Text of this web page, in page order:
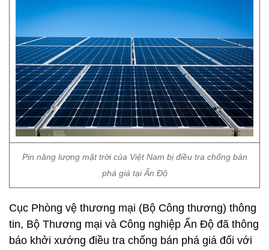
Pin năng lượng mặt trời của Việt Nam bị điều tra chống bán
phá giá tại Ấn Độ
Cục Phòng vệ thương mại (Bộ Công thương) thông
tin, Bộ Thương mại và Công nghiệp Ấn Độ đã thông
báo khởi xướng điều tra chống bán phá giá đối với